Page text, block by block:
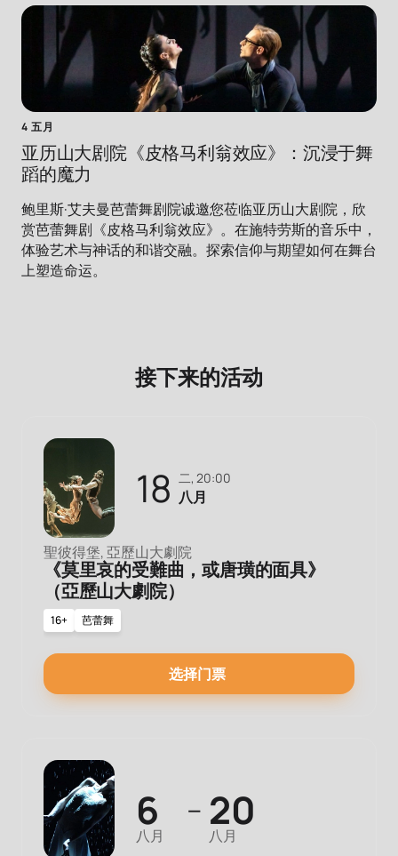
4 五月
亚历山大剧院《皮格马利翁效应》：沉浸于舞
蹈的魔力
鲍里斯·艾夫曼芭蕾舞剧院诚邀您莅临亚历山大剧院，欣
赏芭蕾舞剧《皮格马利翁效应》。在施特劳斯的音乐中，
体验艺术与神话的和谐交融。探索信仰与期望如何在舞台
上塑造命运。
接下来的活动
18 二, 20:00
八月
聖彼得堡, 亞歷山大劇院
《莫里哀的受難曲，或唐璜的面具》
（亞歷山大劇院）
16+ 芭蕾舞
选择门票
6
八月
— 20
八月